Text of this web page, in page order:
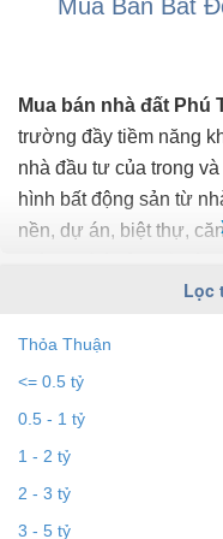
Mua Bán Bất
Mua bán nhà đất Phú
trường đầy tiềm năng
nhà đầu tư của trong
hình bất động sản từ
nền, dự án, biệt thự,
chính xác nhất, mới
để theo dõi
bds68.com.vn bạn dễ
tích, dự án, đường
Lọc
Thỏa Thuận
<= 0.5 tỷ
0.5 - 1 tỷ
1 - 2 tỷ
2 - 3 tỷ
3 - 5 tỷ